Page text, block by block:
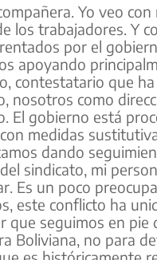
Yo veo
los trabajadores. Y
por el
apoyando
contestatario que
nosotros como
El gobierno está
medidas
dando
sindicato, mi
Es un poco
este conflicto ha
que seguimos en
Boliviana, no para